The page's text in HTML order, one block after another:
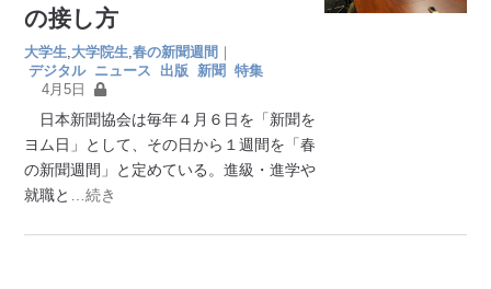
の接し方
大学生 大学院生 ,春の新聞週間 ｜
デジタル ニュース 出版 新聞
特集
4月5日
日本新聞協会は毎年４月６日を「新聞を
ヨム日」として、その日から１週間を「春
の新聞週間」と定めている。進級・進学や
就職と
…続き